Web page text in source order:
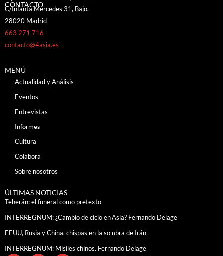
CONTACTO
C/Infanta Mercedes 31, Bajo.
28020 Madrid
663 271 716
contacto@4asia.es
MENÚ
Actualidad y Análisis
Eventos
Entrevistas
Informes
Cultura
Colabora
Sobre nosotros
ÚLTIMAS NOTICIAS
Teherán: el funeral como pretexto
INTERREGNUM: ¿Cambio de ciclo en Asia? Fernando Delage
EEUU, Rusia y China, chispas en la sombra de Irán
INTERREGNUM: Misiles chinos. Fernando Delage